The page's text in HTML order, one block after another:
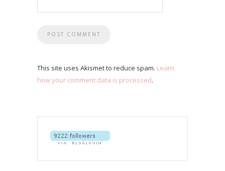
This site uses Akismet to reduce spam. Learn
how your comment data is processed.